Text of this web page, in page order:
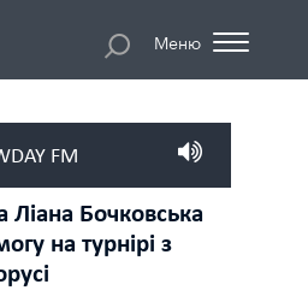
Меню
FM
Ліана Бочковська
на турнірі з